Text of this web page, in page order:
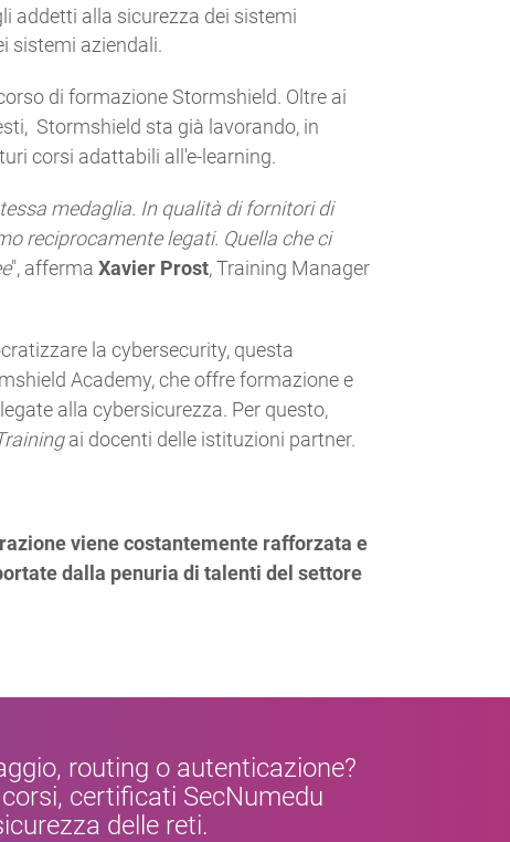
addetti alla sicurezza dei sistemi
sistemi aziendali.
di formazione Stormshield. Oltre ai
Stormshield sta già lavorando, in
corsi adattabili all'e-learning.
medaglia. In qualità di fornitori di
reciprocamente legati. Quella che ci
", afferma Xavier Prost, Training Manager
la cybersecurity, questa
Academy, che offre formazione e
alla cybersicurezza. Per questo,
ai docenti delle istituzioni partner.
viene costantemente rafforzata e
dalla penuria di talenti del settore
routing o autenticazione?
certificati SecNumedu
delle reti.